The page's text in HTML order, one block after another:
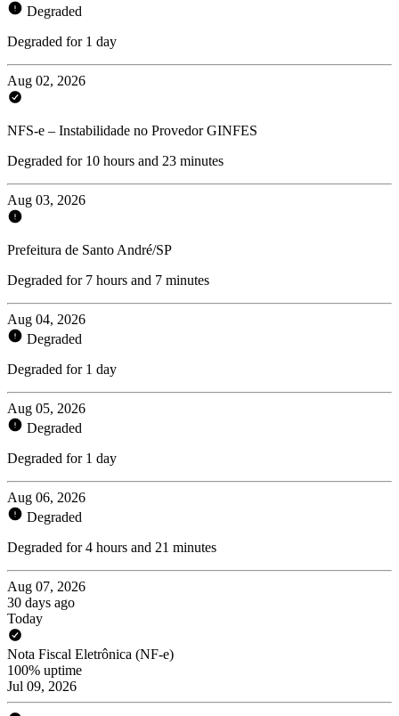
Degraded
Degraded for 1 day
Aug 02, 2026
NFS-e – Instabilidade no Provedor GINFES
Degraded for 10 hours and 23 minutes
Aug 03, 2026
Prefeitura de Santo André/SP
Degraded for 7 hours and 7 minutes
Aug 04, 2026
Degraded
Degraded for 1 day
Aug 05, 2026
Degraded
Degraded for 1 day
Aug 06, 2026
Degraded
Degraded for 4 hours and 21 minutes
Aug 07, 2026
30 days ago
Today
Nota Fiscal Eletrônica (NF-e)
100% uptime
Jul 09, 2026